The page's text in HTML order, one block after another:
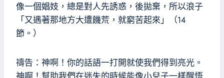
像一個娼妓，總是對人先誘惑，後拋棄，所以浪子
「又遇著那地方大遭饑荒，就窮苦起來」（14
節。）
禱告：神啊！你的話語一打開就使我們得到亮光。